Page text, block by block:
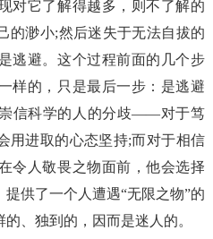
对它了解得越多，则不了解的
的渺小;然后迷失于无法自拔的
逃避。这个过程前面的几个步
样的，只是最后一步：是逃避
信科学的人的分歧——对于笃
用进取的心态坚持;而对于相信
令人敬畏之物面前，他会选择
供了一个人遭遇“无限之物”的
、独到的，因而是迷人的。